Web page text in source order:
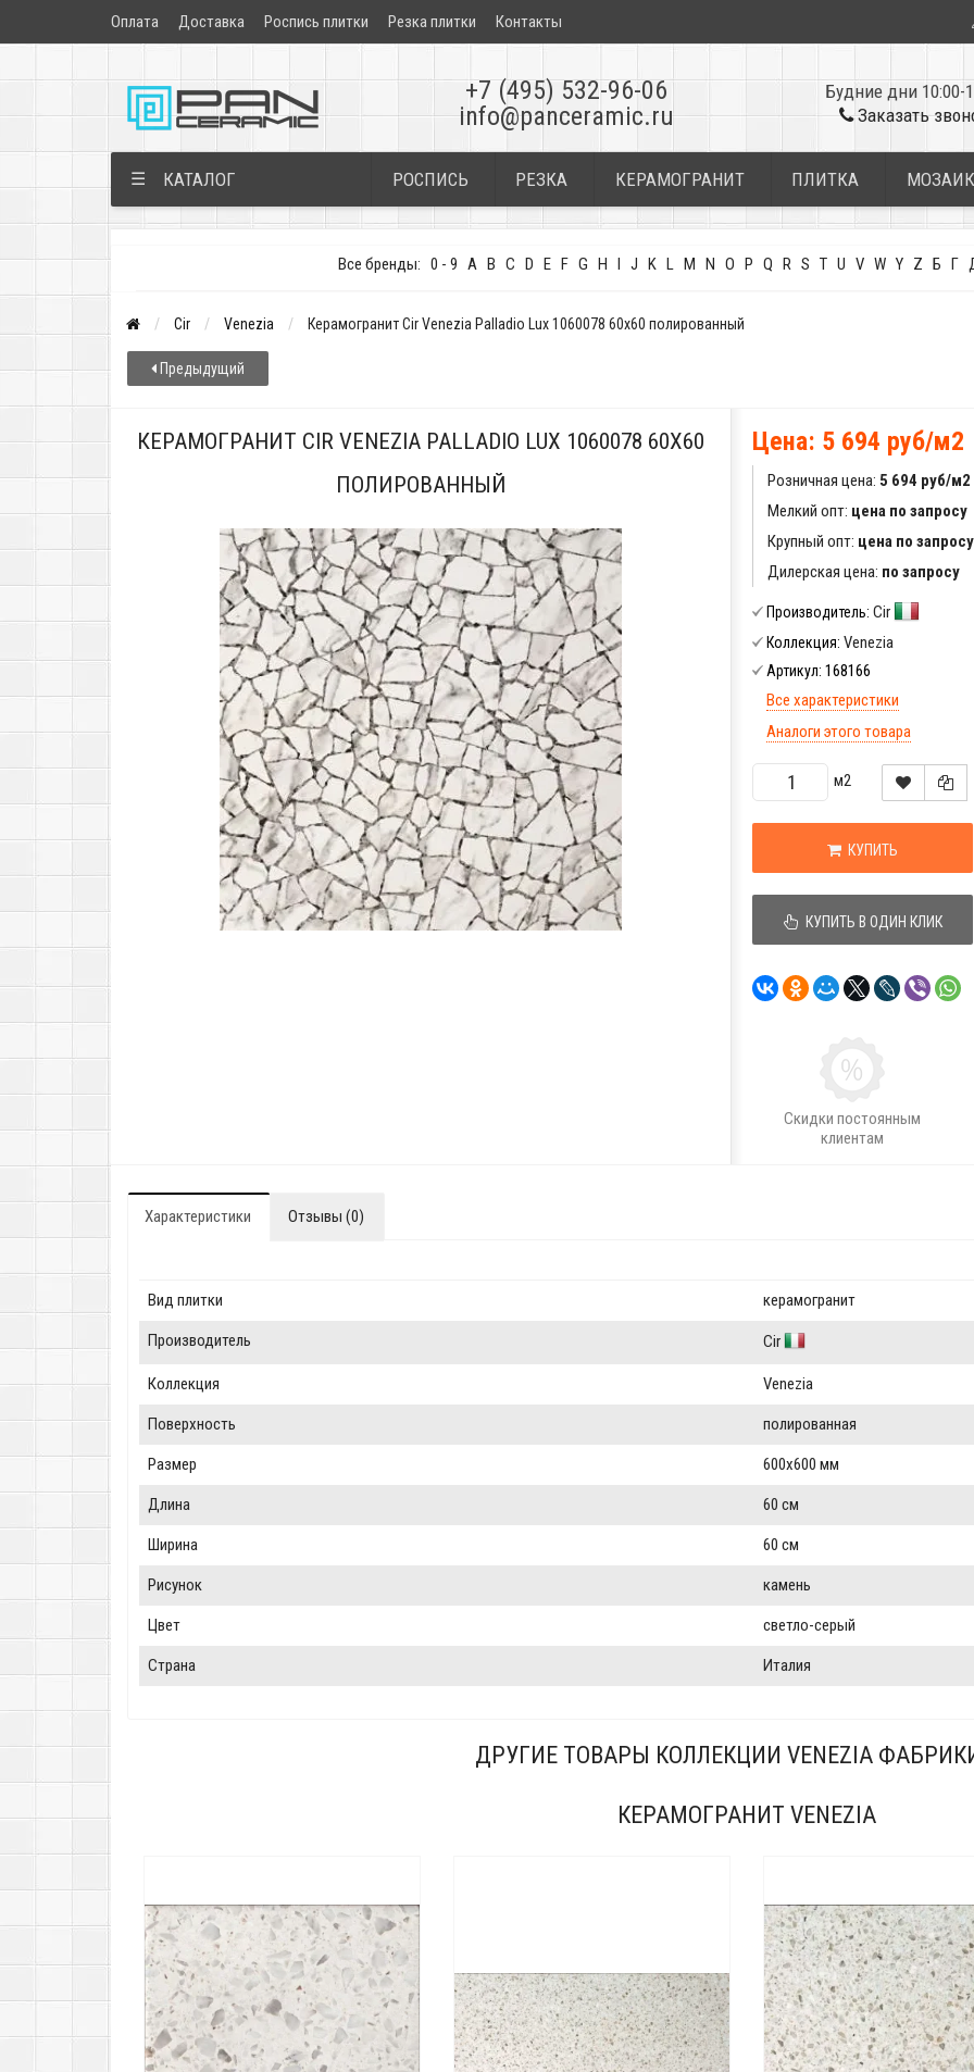
Оплата Доставка Роспись плитки Резка плитки Контакты
+7 (495) 532-96-06
info@panceramic.ru
Будние дни 10:00-
Заказать
☰ КАТАЛОГ РОСПИСЬ РЕЗКА КЕРАМОГРАНИТ ПЛИТКА
Все бренды: 0 - 9 A B C D E F G H I J K L M N O P Q R S T U V W Y Z Б Г
Cir Venezia Керамогранит Cir Venezia Palladio Lux 1060078 60x60 полированный
Предыдущий
КЕРАМОГРАНИТ CIR VENEZIA PALLADIO LUX 1060078 60X60
ПОЛИРОВАННЫЙ
Цена: 5 694 руб/м2
Розничная цена: 5 694 руб/м2
Мелкий опт: цена по запросу
Крупный опт: цена по запросу
Дилерская цена: по запросу
Производитель: Cir
Коллекция: Venezia
Артикул: 168166
Все характеристики
Аналоги этого товара
м2
КУПИТЬ
КУПИТЬ В ОДИН КЛИК
Скидки постоянным
клиентам
Характеристики Отзывы (0)
Вид плитки керамогранит
Производитель Cir
Коллекция Venezia
Поверхность полированная
Размер 600x600 мм
Длина 60 см
Ширина 60 см
Рисунок камень
Цвет светло-серый
Страна Италия
ДРУГИЕ ТОВАРЫ КОЛЛЕКЦИИ VENEZIA
КЕРАМОГРАНИТ VENEZIA